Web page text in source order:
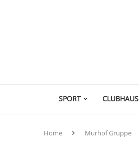
SPORT CLUBHAUS
Home Murhof Gruppe